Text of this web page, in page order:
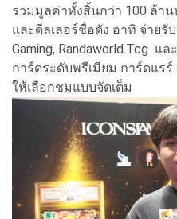
รวมมูลค่าทั้งสิ้นกว่า 100 ล้า
และดีลเลอร์ชื่อดัง อาทิ จ๋ายรั
Gaming, Randaworld.Tcg
การ์ดระดับพรีเมียม การ์ดแร
ให้เลือกชมแบบจัดเต็ม